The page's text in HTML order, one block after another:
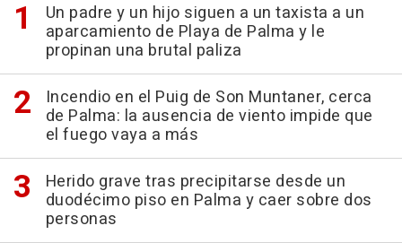
Un padre y un hijo siguen a un taxista a un
aparcamiento de Playa de Palma y le
propinan una brutal paliza
Incendio en el Puig de Son Muntaner, cerca
de Palma: la ausencia de viento impide que
el fuego vaya a más
Herido grave tras precipitarse desde un
duodécimo piso en Palma y caer sobre dos
personas